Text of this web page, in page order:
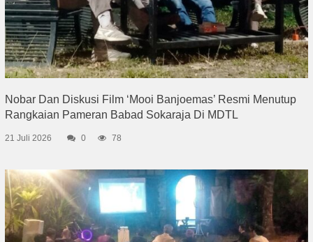
Nobar Dan Diskusi Film ‘Mooi Banjoemas’ Resmi Menutup
Rangkaian Pameran Babad Sokaraja Di MDTL
21 Juli 2026 0 78